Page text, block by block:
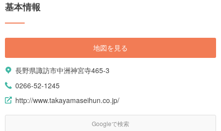
基本情報
地図を見る
長野県諏訪市中洲神宮寺465-3
0266-52-1245
http://www.takayamaseihun.co.jp/
Googleで検索